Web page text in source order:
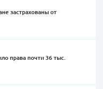
застрахованы от
права почти 36 тыс.